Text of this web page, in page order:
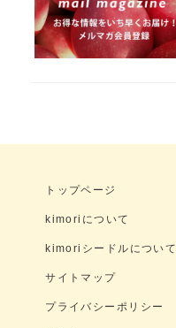
トップページ
kimoriについて
kimoriシードルについて
サイトマップ
プライバシーポリシー